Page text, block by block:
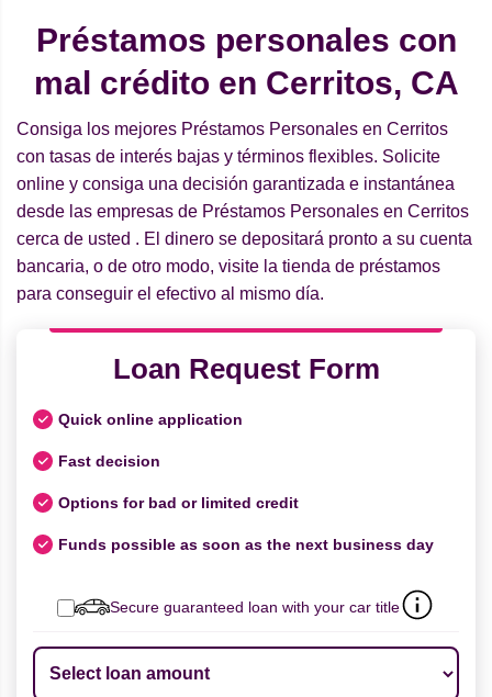
Préstamos personales con
mal crédito en Cerritos, CA
Consiga los mejores Préstamos Personales en Cerritos
con tasas de interés bajas y términos flexibles. Solicite
online y consiga una decisión garantizada e instantánea
desde las empresas de Préstamos Personales en Cerritos
cerca de usted . El dinero se depositará pronto a su cuenta
bancaria, o de otro modo, visite la tienda de préstamos
para conseguir el efectivo al mismo día.
Loan Request Form
Quick online application
Fast decision
Options for bad or limited credit
Funds possible as soon as the next business day
Secure guaranteed loan with your car title